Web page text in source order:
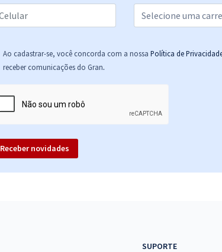
Ao cadastrar-se, você concorda com a nossa Política de
receber comunicações do Gran.
Receber novidades
SUPORTE